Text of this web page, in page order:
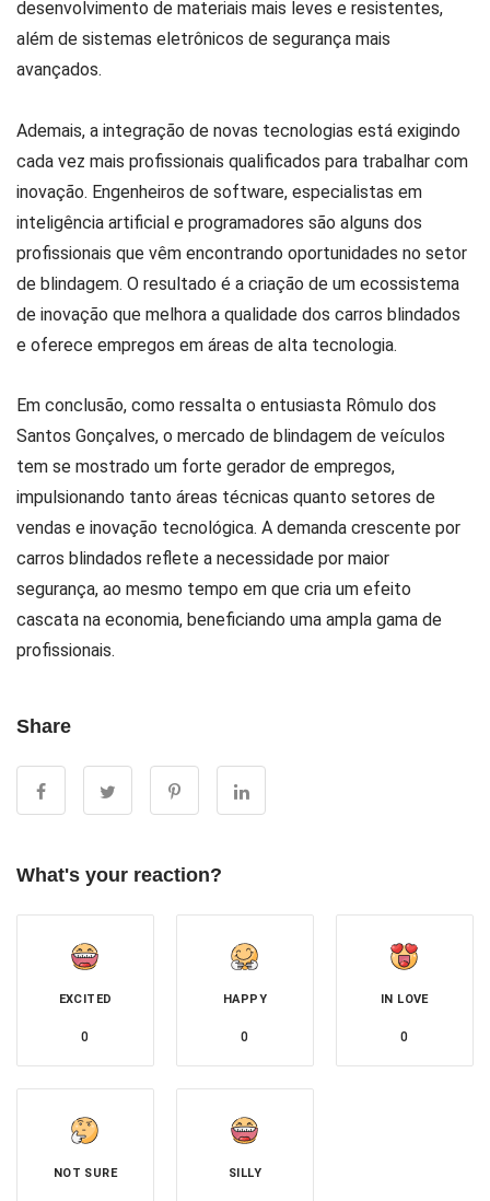
desenvolvimento de materiais mais leves e resistentes,
além de sistemas eletrônicos de segurança mais
avançados.
Ademais, a integração de novas tecnologias está exigindo
cada vez mais profissionais qualificados para trabalhar com
inovação. Engenheiros de software, especialistas em
inteligência artificial e programadores são alguns dos
profissionais que vêm encontrando oportunidades no setor
de blindagem. O resultado é a criação de um ecossistema
de inovação que melhora a qualidade dos carros blindados
e oferece empregos em áreas de alta tecnologia.
Em conclusão, como ressalta o entusiasta Rômulo dos
Santos Gonçalves, o mercado de blindagem de veículos
tem se mostrado um forte gerador de empregos,
impulsionando tanto áreas técnicas quanto setores de
vendas e inovação tecnológica. A demanda crescente por
carros blindados reflete a necessidade por maior
segurança, ao mesmo tempo em que cria um efeito
cascata na economia, beneficiando uma ampla gama de
profissionais.
Share
What's your reaction?
EXCITED
0
HAPPY
0
IN LOVE
0
NOT SURE SILLY